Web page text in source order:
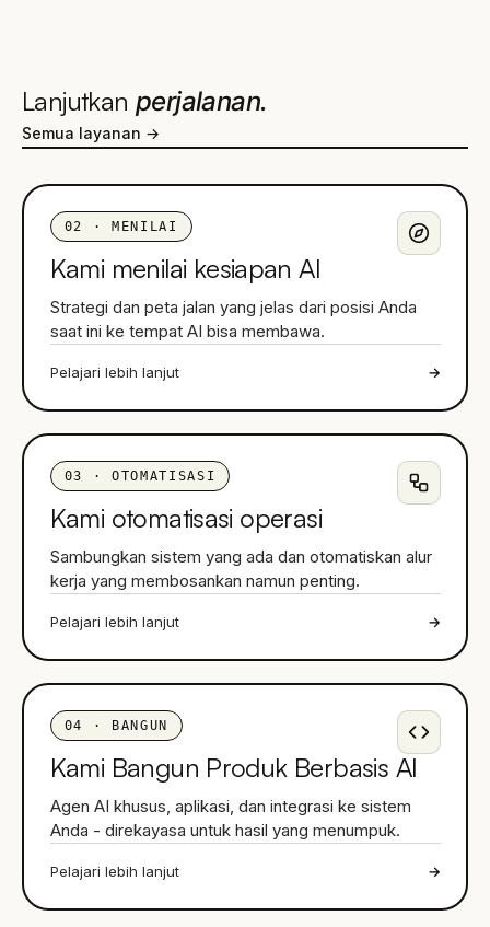
Lanjutkan perjalanan.
Semua layanan →
02 · MENILAI
Kami menilai kesiapan AI
Strategi dan peta jalan yang jelas dari posisi Anda
saat ini ke tempat AI bisa membawa.
Pelajari lebih lanjut →
03 · OTOMATISASI
Kami otomatisasi operasi
Sambungkan sistem yang ada dan otomatiskan alur
kerja yang membosankan namun penting.
Pelajari lebih lanjut →
04 · BANGUN
Kami Bangun Produk Berbasis AI
Agen AI khusus, aplikasi, dan integrasi ke sistem
Anda - direkayasa untuk hasil yang menumpuk.
Pelajari lebih lanjut →